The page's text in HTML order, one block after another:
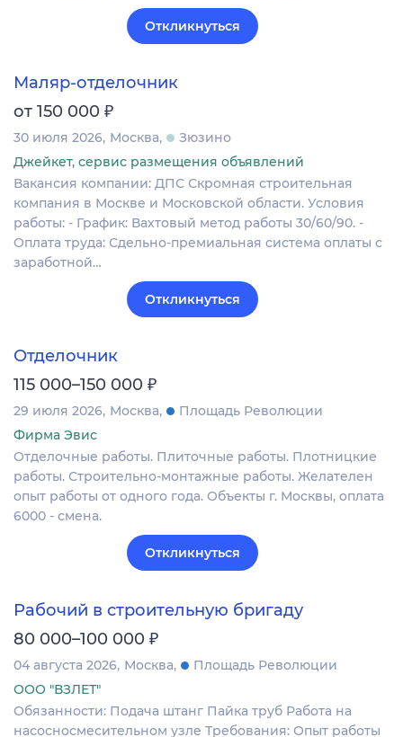
Откликнуться
Маляр-отделочник
от 150 000 ₽
30 июля 2026 Москва
Зюзино
Джейкет, сервис размещения объявлений
Вакансия компании: ДПС Скромная строительная
компания в Москве и Московской области. Условия
работы: - График: Вахтовый метод работы 30/60/90. -
Оплата труда: Сдельно-премиальная система оплаты с
заработной…
Откликнуться
Отделочник
115 000–150 000 ₽
29 июля 2026 Москва
Площадь Революции
Фирма Эвис
Отделочные работы. Плиточные работы. Плотницкие
работы. Строительно-монтажные работы. Желателен
опыт работы от одного года. Объекты г. Москвы, оплата
6000 - смена.
Откликнуться
Рабочий в строительную бригаду
80 000–100 000 ₽
04 августа 2026 Москва
Площадь Революции
ООО "ВЗЛЕТ"
Обязанности: Подача штанг Пайка труб Работа на
насосносмесительном узле Требования: Опыт работы